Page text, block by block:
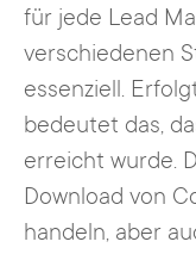
für jede Lead
verschiedenen
essenziell.
bedeutet das,
erreicht wurde.
Download von
handeln, aber